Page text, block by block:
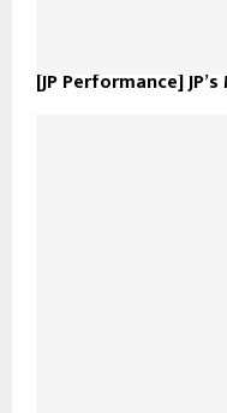
[JP Performance]